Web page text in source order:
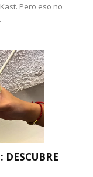
Pero eso no
DESCUBRE